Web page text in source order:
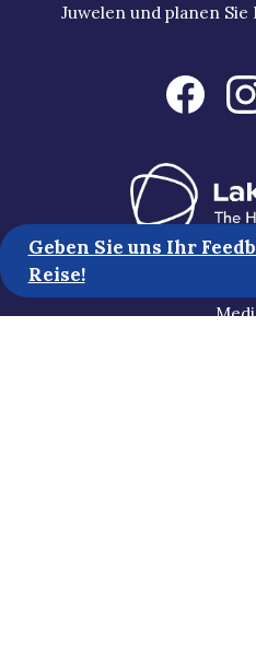
Juwelen und planen
Geben Sie uns Ihr
Reise!